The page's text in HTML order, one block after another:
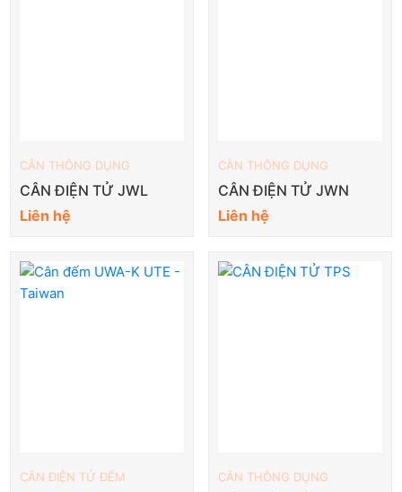
CÂN THÔNG DỤNG
CÂN ĐIỆN TỬ JWL
Liên hệ
CÂN THÔNG DỤNG
CÂN ĐIỆN TỬ JWN
Liên hệ
CÂN ĐIỆN TỬ ĐẾM CÂN THÔNG DỤNG